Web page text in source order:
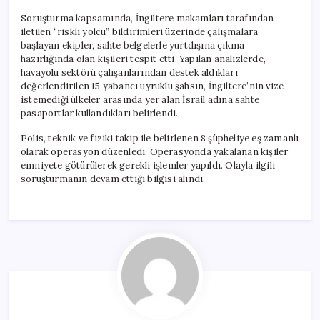
Soruşturma kapsamında, İngiltere makamları tarafından
iletilen “riskli yolcu” bildirimleri üzerinde çalışmalara
başlayan ekipler, sahte belgelerle yurtdışına çıkma
hazırlığında olan kişileri tespit etti. Yapılan analizlerde,
havayolu sektörü çalışanlarından destek aldıkları
değerlendirilen 15 yabancı uyruklu şahsın, İngiltere’nin vize
istemediği ülkeler arasında yer alan İsrail adına sahte
pasaportlar kullandıkları belirlendi.
Polis, teknik ve fiziki takip ile belirlenen 8 şüpheliye eş zamanlı
olarak operasyon düzenledi. Operasyonda yakalanan kişiler
emniyete götürülerek gerekli işlemler yapıldı. Olayla ilgili
soruşturmanın devam ettiği bilgisi alındı.